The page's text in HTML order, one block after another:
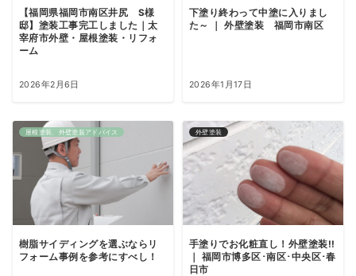
【福岡県福岡市南区井尻 S様
邸】塗装工事完工しました｜太
宰府市外壁・屋根塗装・リフォ
ーム
2026年2月6日
下塗り終わって中塗に入りまし
た～ ｜ 外壁塗装 福岡市南区
2026年1月17日
屋根塗装、外壁塗装アドバイス
樹脂サイディングを選ぶならリ
フォーム事例を参考にすべし！
外壁塗装
手塗りでお化粧直し！外壁塗装!!
｜ 福岡市博多区･南区･中央区･春
日市